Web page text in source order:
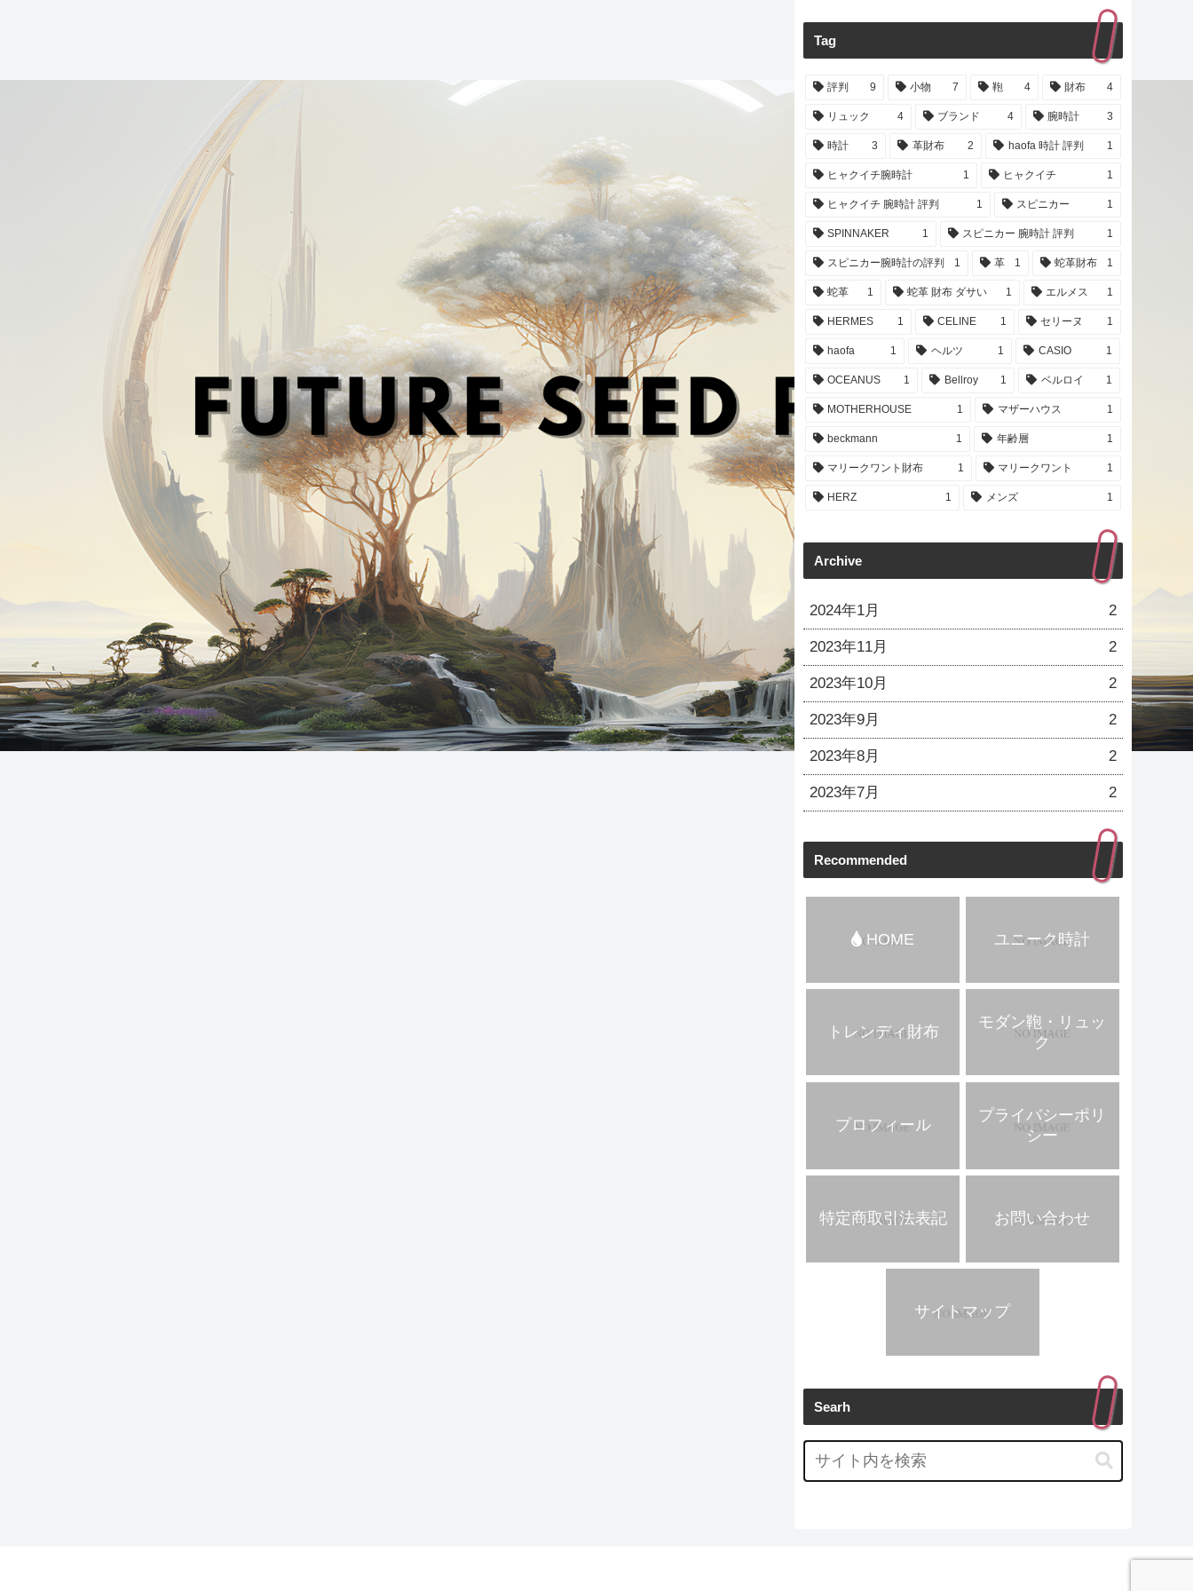
Tag
評判 9 小物 7 鞄 4 財布 4
リュック 4 ブランド 4 腕時計 3
時計 3 革財布 2 haofa 時計 評判 1
ヒャクイチ腕時計 1 ヒャクイチ 1
ヒャクイチ 腕時計 評判 1 スピニカー 1
SPINNAKER 1 スピニカー 腕時計 評判 1
スピニカー腕時計の評判 1 革 1 蛇革財布 1
蛇革 1 蛇革 財布 ダサい 1 エルメス 1
HERMES 1 CELINE 1 セリーヌ 1
haofa 1 ヘルツ 1 CASIO 1
OCEANUS 1 Bellroy 1 ベルロイ 1
MOTHERHOUSE 1 マザーハウス 1
beckmann 1 年齢層 1
マリークワント財布 1 マリークワント 1
HERZ 1 メンズ 1
Archive
2024年1月 2
2023年11月 2
2023年10月 2
2023年9月 2
2023年8月 2
2023年7月 2
Recommended
HOME ユニーク時計
トレンディ財布
モダン鞄・リュッ
ク
プロフィール
プライバシーポリ
シー
特定商取引法表記 お問い合わせ
サイトマップ
Searh